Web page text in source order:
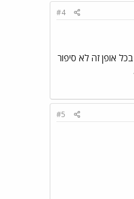
#4
אופן זה לא סיפור
#5